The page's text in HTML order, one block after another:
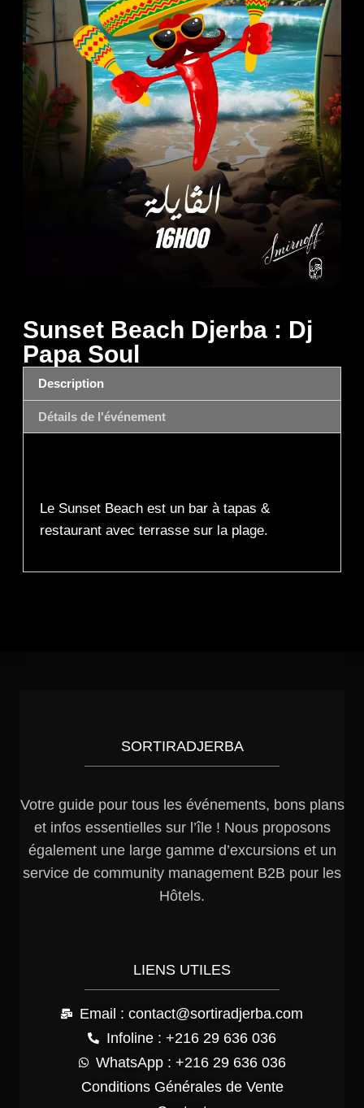
Sunset Beach Djerba : Dj
Papa Soul
Description
Détails de l'événement
Le Sunset Beach est un bar à tapas &
restaurant avec terrasse sur la plage.
SORTIRADJERBA
Votre guide pour tous les événements, bons plans
et infos essentielles sur l’île ! Nous proposons
également une large gamme d’excursions et un
service de community management B2B pour les
Hôtels.
LIENS UTILES
Email : contact@sortiradjerba.com
Infoline : +216 29 636 036
WhatsApp : +216 29 636 036
Conditions Générales de Vente